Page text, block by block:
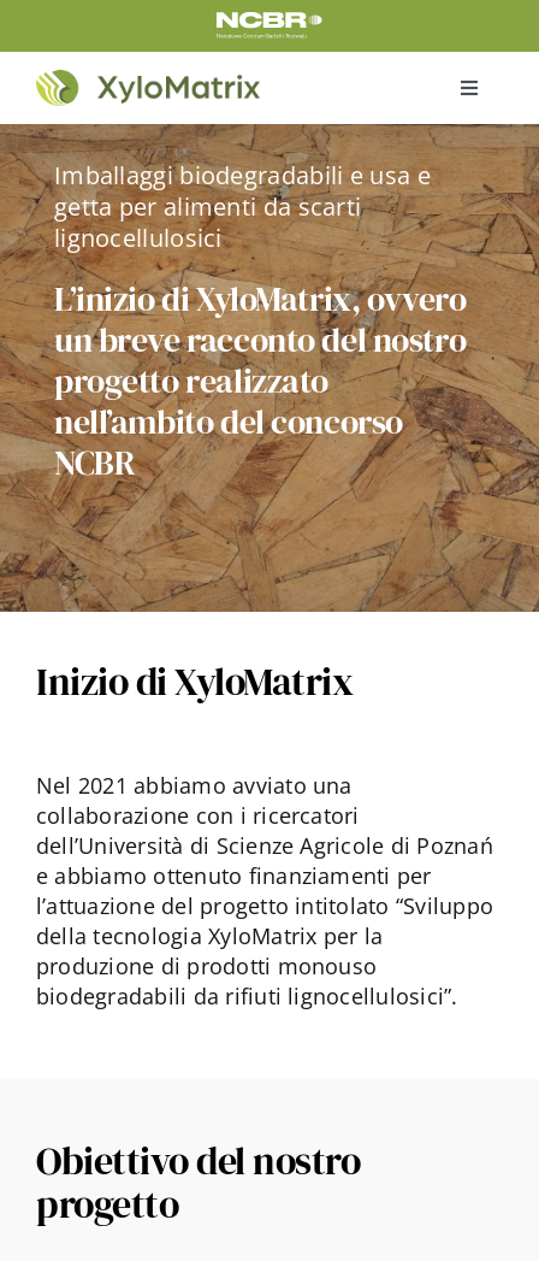
to
content
Toggle
Home
Prodotti
Chi siamo
Sul progetto
Contatti
Imballaggi biodegradabili e usa e
getta per alimenti da scarti
lignocellulosici
L’inizio di XyloMatrix, ovvero
un breve racconto del nostro
progetto realizzato
nell’ambito del concorso
NCBR
Inizio di XyloMatrix
Nel 2021 abbiamo avviato una
collaborazione con i ricercatori
dell’Università di Scienze Agricole di Poznań
e abbiamo ottenuto finanziamenti per
l’attuazione del progetto intitolato “Sviluppo
della tecnologia XyloMatrix per la
produzione di prodotti monouso
biodegradabili da rifiuti lignocellulosici”.
Obiettivo del nostro
progetto